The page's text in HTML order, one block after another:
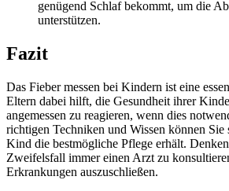
genügend Schlaf bekommt, um die
unterstützen.
Fazit
Das Fieber messen bei Kindern ist eine
Eltern dabei hilft, die Gesundheit ihrer
angemessen zu reagieren, wenn dies
richtigen Techniken und Wissen können Sie
Kind die bestmögliche Pflege erhält.
Zweifelsfall immer einen Arzt zu
Erkrankungen auszuschließen.